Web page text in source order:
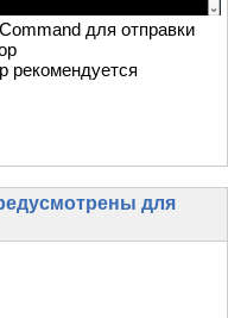
для отправки
рекомендуется
для